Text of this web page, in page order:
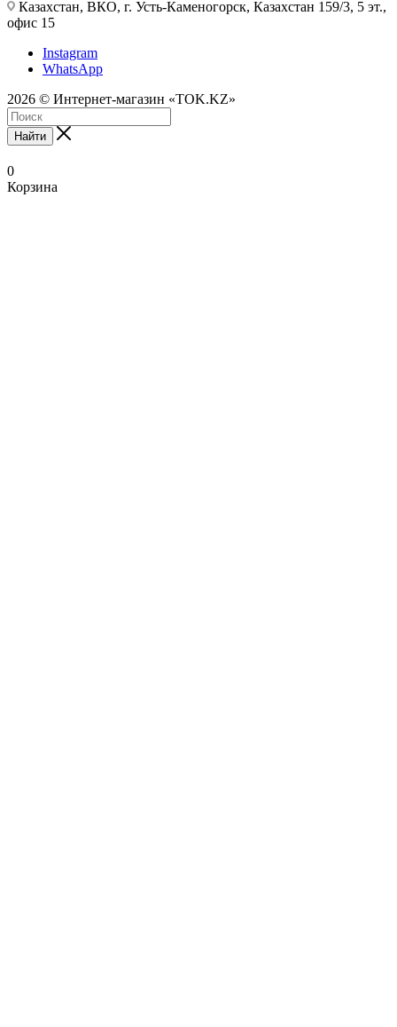
Казахстан, ВКО, г. Усть-Каменогорск, Казахстан 159/3, 5 эт.,
офис 15
Instagram
WhatsApp
2026 © Интернет-магазин «TOK.KZ»
Найти
0
Корзина